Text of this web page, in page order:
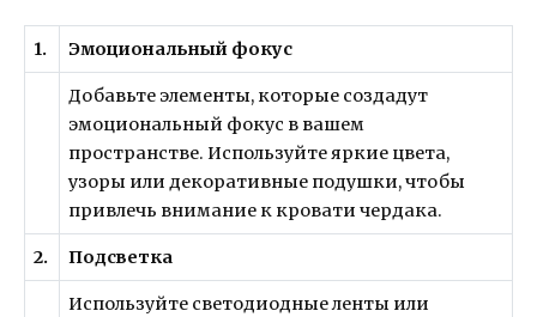
1. Эмоциональный фокус
Добавьте элементы, которые создадут
эмоциональный фокус в вашем
пространстве. Используйте яркие цвета,
узоры или декоративные подушки, чтобы
привлечь внимание к кровати чердака.
2. Подсветка
Используйте светодиодные ленты или